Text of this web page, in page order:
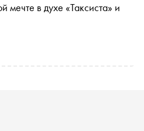
мечте в духе «Таксиста» и